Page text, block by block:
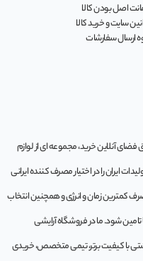
اصل بودن کالا
سایت و خرید کالا
ارسال سفارشات
فضای آنلاین خرید، مجموعه‌ ای از لوازم
ایران را در اختیار مصرف کننده ایرانی
کمترین زمان و انرژی و همچنین انتخاب
شود. ما در فروشگاه آرایشی
با کیفیت برتر، تیمی متخصص، خریدی